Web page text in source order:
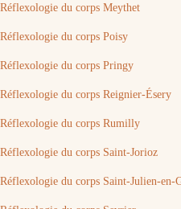
Réflexologie du corps Meythet
Réflexologie du corps Poisy
Réflexologie du corps Pringy
Réflexologie du corps Reignier-Ésery
Réflexologie du corps Rumilly
Réflexologie du corps Saint-Jorioz
Réflexologie du corps Saint-Julien-en-